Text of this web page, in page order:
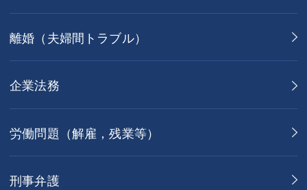
離婚（夫婦間トラブル）
企業法務
労働問題（解雇，残業等）
刑事弁護